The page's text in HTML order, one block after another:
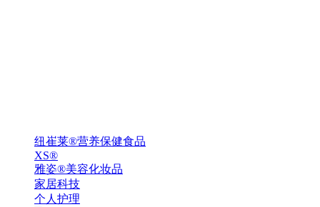
纽崔莱®营养保健食品
XS®
雅姿®美容化妆品
家居科技
个人护理